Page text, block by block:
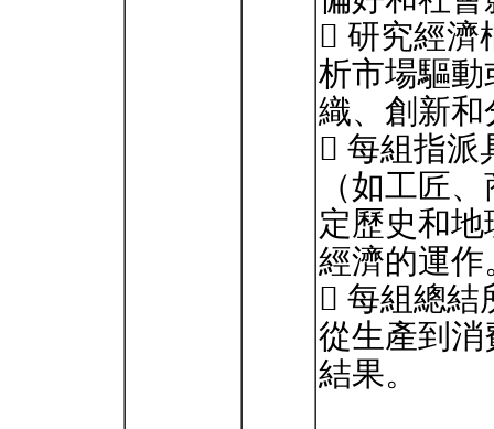
 研究經濟
析市場驅
織、創新和
 每組指派
（如工匠
定歷史和
經濟的運作
 每組總結
從生產到
結果。